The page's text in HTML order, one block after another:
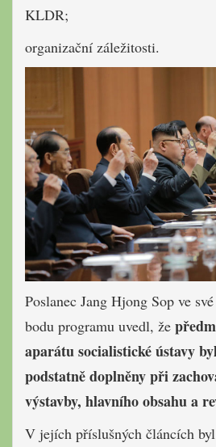
KLDR;
organizační záležitosti.
Poslanec Jang Hjong Sop ve
bodu programu uvedl, že
aparátu socialistické ústavy
podstatně doplněny při
výstavby, hlavního obsahu a
V jejích příslušných článcích byl